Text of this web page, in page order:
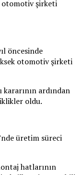
otomotiv şirketi
öncesinde
otomotiv şirketi
ardından
oldu.
üretim süreci
hatlarının